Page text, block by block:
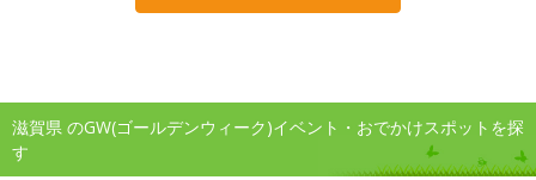
滋賀県 のGW(ゴールデンウィーク)イベント・おでかけスポットを探
す